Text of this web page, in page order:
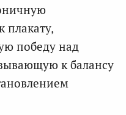
плакату,
победу над
к балансу